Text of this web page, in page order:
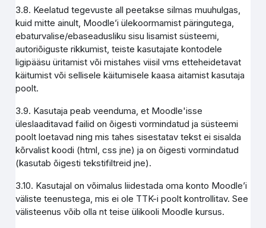
3.8. Keelatud tegevuste all peetakse silmas muuhulgas,
kuid mitte ainult, Moodle’i ülekoormamist päringutega,
ebaturvalise/ebaseadusliku sisu lisamist süsteemi,
autoriõiguste rikkumist, teiste kasutajate kontodele
ligipääsu üritamist või mistahes viisil vms etteheidetavat
käitumist või sellisele käitumisele kaasa aitamist kasutaja
poolt.
3.9. Kasutaja peab veenduma, et Moodle'isse
üleslaaditavad failid on õigesti vormindatud ja süsteemi
poolt loetavad ning mis tahes sisestatav tekst ei sisalda
kõrvalist koodi (html, css jne) ja on õigesti vormindatud
(kasutab õigesti tekstifiltreid jne).
3.10. Kasutajal on võimalus liidestada oma konto Moodle’i
väliste teenustega, mis ei ole TTK-i poolt kontrollitav. See
välisteenus võib olla nt teise ülikooli Moodle kursus.